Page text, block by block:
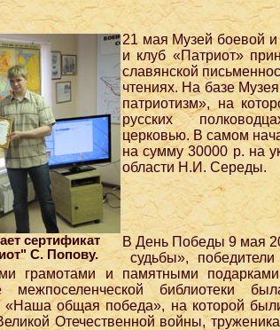
сертификат
С. Попову.
21 мая Музей боевой
и клуб «Патриот»
славянской
чтениях. На базе
патриотизм», на
русских
церковью. В самом
на сумму 30000 р. на
области Н.И. Середы.
В День Победы 9 мая
судьбы», победители
грамотами и памятными
библиотеки
«Наша общая победа», на которой
Отечественной войны,